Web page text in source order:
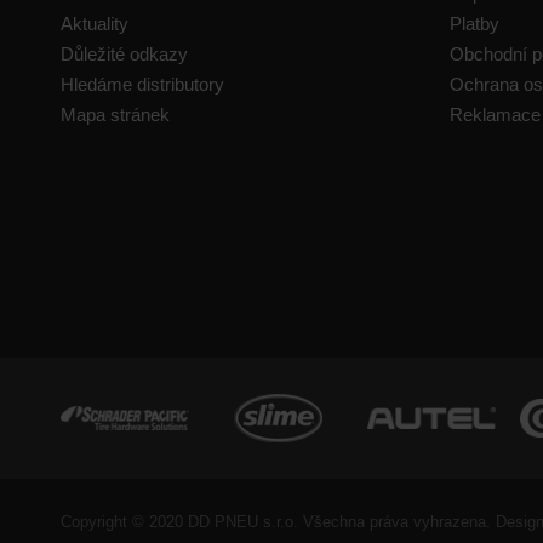
Aktuality
Důležité odkazy
Hledáme distributory
Mapa stránek
Platby
Obchodní
Ochrana
Reklamace
Copyright © 2020 DD PNEU s.r.o. Všechna práva vyhrazena.